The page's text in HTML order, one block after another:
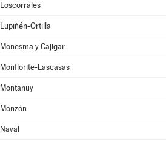
Loscorrales
Lupiñén-Ortilla
Monesma y Cajigar
Monflorite-Lascasas
Montanuy
Monzón
Naval